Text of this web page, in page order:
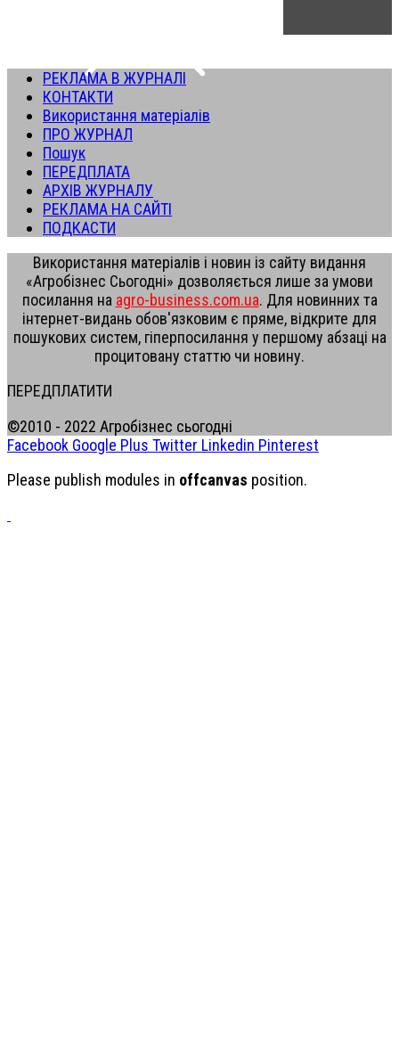
РЕКЛАМА В ЖУРНАЛІ
КОНТАКТИ
Використання матеріалів
ПРО ЖУРНАЛ
Пошук
ПЕРЕДПЛАТА
АРХІВ ЖУРНАЛУ
РЕКЛАМА НА САЙТІ
ПОДКАСТИ
Використання матеріалів і новин із сайту видання
«Агробізнес Сьогодні» дозволяється лише за умови
посилання на agro-business.com.ua. Для новинних та
інтернет-видань обов'язковим є пряме, відкрите для
пошукових систем, гіперпосилання у першому абзаці на
процитовану статтю чи новину.
ПЕРЕДПЛАТИТИ
©2010 - 2022 Агробізнес сьогодні
Facebook Google Plus Twitter Linkedin Pinterest
Please publish modules in offcanvas position.